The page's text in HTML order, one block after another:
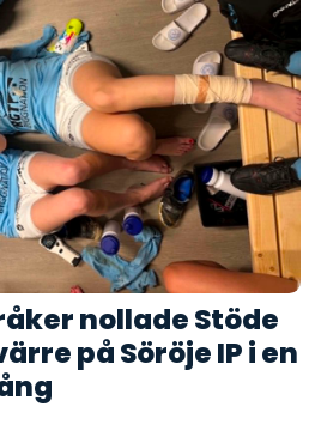
nollade Stöde
på Söröje IP i en